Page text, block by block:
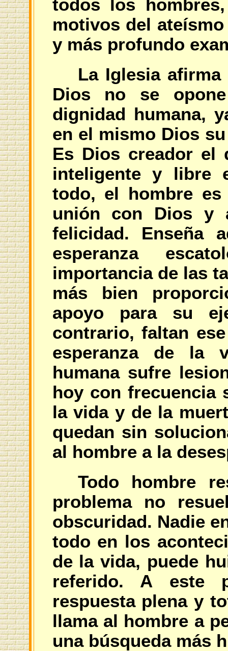
todos los
motivos del
y más profundo
La Iglesia
Dios no se
dignidad humana,
en el mismo Dios
Es Dios creador el
inteligente y libre
todo, el hombre
unión con Dios y
felicidad. Enseña
esperanza
importancia de las
más bien
apoyo para su
contrario, faltan
esperanza de la
humana sufre
hoy con frecuencia
la vida y de la
quedan sin
al hombre a la
Todo hombre
problema no
obscuridad. Nadie
todo en los
de la vida, puede
referido. A este
respuesta plena y
llama al hombre a
una búsqueda más